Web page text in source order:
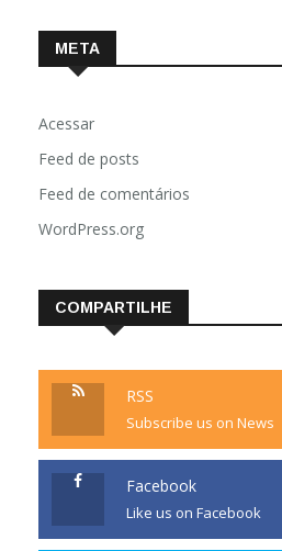
META
Acessar
Feed de posts
Feed de comentários
WordPress.org
COMPARTILHE
RSS
Subscribe us on News
Facebook
Like us on Facebook